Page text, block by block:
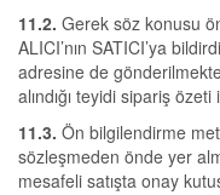
11.2. Gerek söz konusu
ALICI’nın SATICI’ya
adresine de
alındığı teyidi sipariş
11.3. Ön bilgilendirme
sözleşmeden önde yer
mesafeli satışta onay